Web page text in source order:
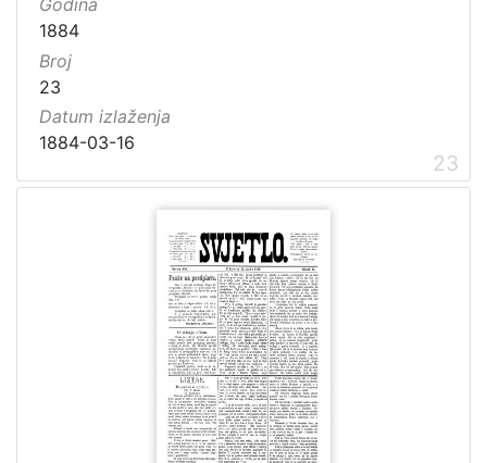
Godina
1884
Broj
23
Datum izlaženja
1884-03-16
23